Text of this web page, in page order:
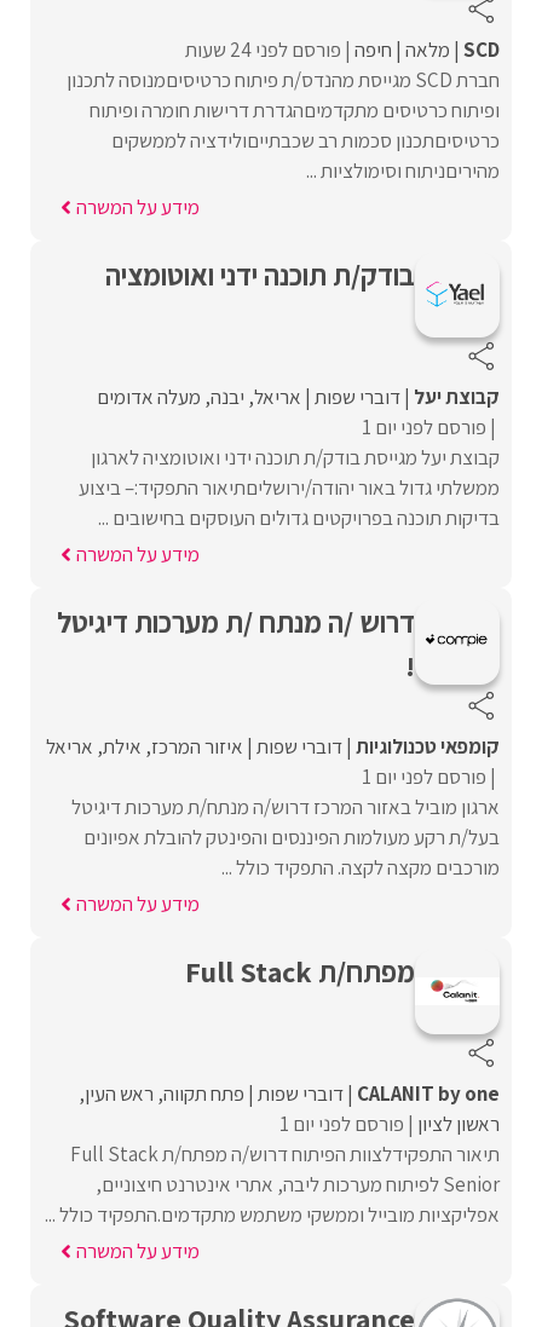
SCD מלאה חיפה פורסם לפני 24 שעות
חברת SCD מגייסת מהנדס/ת פיתוח כרטיסיםמנוסה לתכנון
ופיתוח כרטיסים מתקדמיםהגדרת דרישות חומרה ופיתוח
כרטיסיםתכנון סכמות רב שכבתייםולידציה לממשקים
מהיריםניתוח וסימולציות ...
מידע על המשרה
בודק/ת תוכנה ידני ואוטומציה
קבוצת יעל דוברי שפות אריאל יבנה מעלה אדומים
פורסם לפני יום 1
קבוצת יעל מגייסת בודק/ת תוכנה ידני ואוטומציה לארגון
ממשלתי גדול באור יהודה/ירושליםתיאור התפקיד:– ביצוע
בדיקות תוכנה בפרויקטים גדולים העוסקים בחישובים ...
מידע על המשרה
דרוש /ה מנתח /ת מערכות דיגיטל
!
קומפאי טכנולוגיות דוברי שפות איזור המרכז אילת אריאל
פורסם לפני יום 1
ארגון מוביל באזור המרכז דרוש/ה מנתח/ת מערכות דיגיטל
בעל/ת רקע מעולמות הפיננסים והפינטק להובלת אפיונים
מורכבים מקצה לקצה. התפקיד כולל ...
מידע על המשרה
מפתח/ת Full Stack
CALANIT by one דוברי שפות פתח תקווה ראש העין
ראשון לציון פורסם לפני יום 1
תיאור התפקידלצוות הפיתוח דרוש/ה מפתח/ת Full Stack
Senior לפיתוח מערכות ליבה, אתרי אינטרנט חיצוניים,
אפליקציות מובייל וממשקי משתמש מתקדמים.התפקיד כולל ...
מידע על המשרה
Software Quality Assurance